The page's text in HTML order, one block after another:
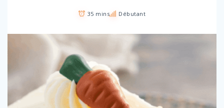
35 mins Débutant